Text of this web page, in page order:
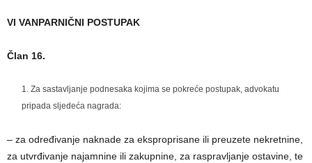
VI VANPARNIČNI POSTUPAK
Član 16.
Za sastavljanje podnesaka kojima se pokreće postupak, advokatu
pripada sljedeća nagrada:
– za određivanje naknade za eksproprisane ili preuzete nekretnine,
za utvrđivanje najamnine ili zakupnine, za raspravljanje ostavine, te